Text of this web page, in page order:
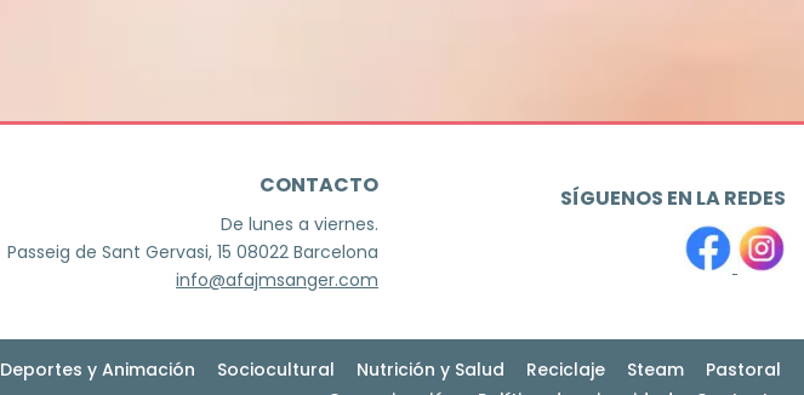
CONTACTO
De lunes a viernes.
Passeig de Sant Gervasi, 15 08022 Barcelona
info@afajmsanger.com
SÍGUENOS EN LA REDES
Deportes y Animación Sociocultural Nutrición y Salud Reciclaje Steam
Pastoral